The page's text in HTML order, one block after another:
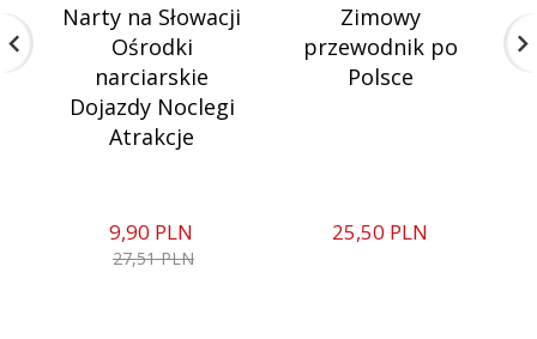
Narty na Słowacji
Ośrodki
narciarskie
Dojazdy Noclegi
Atrakcje
9,90 PLN
27,51 PLN
Zimowy
przewodnik po
Polsce
25,50 PLN